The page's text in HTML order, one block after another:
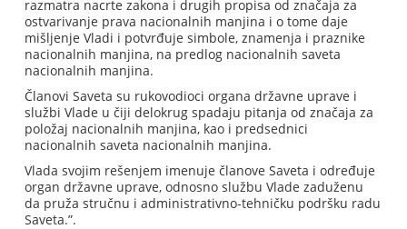
razmatra nacrte zakona i drugih propisa od značaja za
ostvarivanje prava nacionalnih manjina i o tome daje
mišljenje Vladi i potvrđuje simbole, znamenja i praznike
nacionalnih manjina, na predlog nacionalnih saveta
nacionalnih manjina.
Članovi Saveta su rukovodioci organa državne uprave i
službi Vlade u čiji delokrug spadaju pitanja od značaja za
položaj nacionalnih manjina, kao i predsednici
nacionalnih saveta nacionalnih manjina.
Vlada svojim rešenjem imenuje članove Saveta i određuje
organ državne uprave, odnosno službu Vlade zaduženu
da pruža stručnu i administrativno-tehničku podršku radu
Saveta.”.